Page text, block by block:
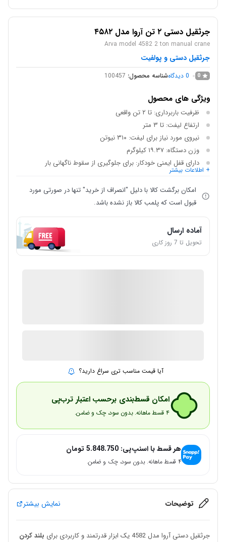
جرثقیل دستی ۲ تن آروا مدل ۴۵۸۲
Arva model 4582 2 ton manual crane
جرثقیل دستی و پولفیت
0
0 دیدگاهشناسه محصول: 100457
ویژگی های محصول
ظرفیت باربرداری: تا ۲ تن واقعی
ارتفاع لیفت: تا ۳ متر
نیروی مورد نیاز برای لیفت: ۳۱۰ نیوتن
وزن دستگاه: ۱۹.۳۷ کیلوگرم
دارای قفل ایمنی خودکار: برای جلوگیری از سقوط ناگهانی بار
+ اطلاعات بیشتر
امکان برگشت کالا با دلیل "انصراف از خرید" تنها در صورتی مورد
قبول است که پلمب کالا باز نشده باشد.
آماده ارسال
تحویل تا 7 روز کاری
آیا قیمت مناسب تری سراغ دارید؟
امکان قسط‌بندی برحسب اعتبار ترب‌پی
۴ قسط ماهانه. بدون سود، چک و ضامن.
هر قسط با اسنپ‌پی: 5.848.750 تومان
۴ قسط ماهانه. بدون سود، چک و ضامن.
توضیحات نمایش بیشتر
جرثقیل دستی آروا مدل 4582 یک ابزار قدرتمند و کاربردی برای
بلند کردن